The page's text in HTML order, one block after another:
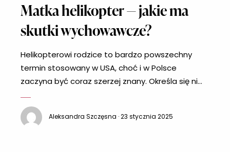
Matka helikopter — jakie ma
skutki wychowawcze?
Helikopterowi rodzice to bardzo powszechny
termin stosowany w USA, choć i w Polsce
zaczyna być coraz szerzej znany. Określa się nim
rodziców, którzy nieustannie czuwają nad swoimi
pociechami i śledzą każdy ich ruch. Jednak takie
wychowanie tylko pozornie buduje bliską więź i
Aleksandra Szczęsna · 23 stycznia 2025